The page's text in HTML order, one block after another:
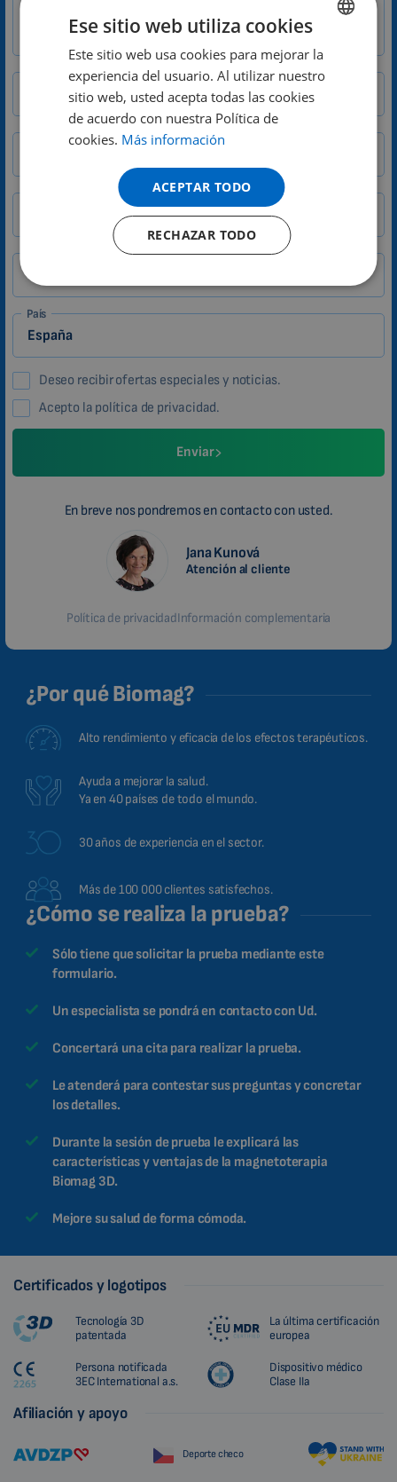
Nombre
CP
Teléfono
País
Deseo recibir ofertas especiales y noticias.
Acepto la política de privacidad.
Enviar
En breve nos pondremos en contacto con usted.
Jana Kunová
Atención al cliente
Política de privacidadInformación complementaria
¿Por qué Biomag?
Alto rendimiento y eficacia de los efectos terapéuticos.
Ayuda a mejorar la salud.
Ya en 40 países de todo el mundo.
30 años de experiencia en el sector.
Más de 100 000 clientes satisfechos.
¿Cómo se realiza la prueba?
Sólo tiene que solicitar la prueba mediante este
formulario.
Un especialista se pondrá en contacto con Ud.
Concertará una cita para realizar la prueba.
Le atenderá para contestar sus preguntas y concretar
los detalles.
Durante la sesión de prueba le explicará las
características y ventajas de la magnetoterapia
Biomag 3D.
Mejore su salud de forma cómoda.
Certificados y logotipos
Tecnología 3D
patentada
La última certificación
europea
Persona notificada
3EC International a.s.
Dispositivo médico
Clase IIa
Afiliación y apoyo
Deporte checo
ENGLISH
DUTCH
GERMAN
SPANISH
CATALAN
CHINESE (SIMPLIFIED)
Ese sitio web utiliza cookies
Este sitio web usa cookies para mejorar la
experiencia del usuario. Al utilizar nuestro
sitio web, usted acepta todas las cookies
de acuerdo con nuestra Política de
cookies. Más información
ACEPTAR TODO
RECHAZAR TODO